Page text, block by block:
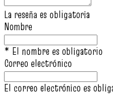
La reseña es obligatoria
Nombre
* El nombre es obligatorio
Correo electrónico
El correo electrónico es